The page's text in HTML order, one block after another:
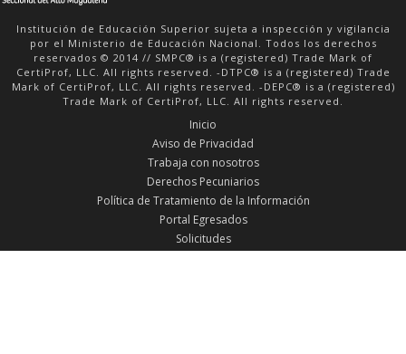
Institución de Educación Superior sujeta a inspección y vigilancia
por el Ministerio de Educación Nacional. Todos los derechos
reservados © 2014 // SMPC® is a (registered) Trade Mark of
CertiProf, LLC. All rights reserved. -DTPC® is a (registered) Trade
Mark of CertiProf, LLC. All rights reserved. -DEPC® is a (registered)
Trade Mark of CertiProf, LLC. All rights reserved.
Inicio
Aviso de Privacidad
Trabaja con nosotros
Derechos Pecuniarios
Política de Tratamiento de la Información
Portal Egresados
Solicitudes